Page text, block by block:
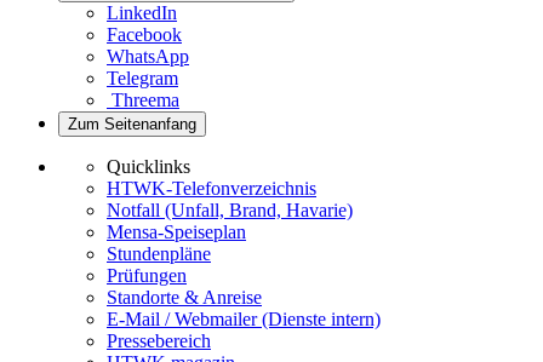
LinkedIn
Facebook
WhatsApp
Telegram
Threema
Zum Seitenanfang
Quicklinks
HTWK-Telefonverzeichnis
Notfall (Unfall, Brand, Havarie)
Mensa-Speiseplan
Stundenpläne
Prüfungen
Standorte & Anreise
E-Mail / Webmailer (Dienste intern)
Pressebereich